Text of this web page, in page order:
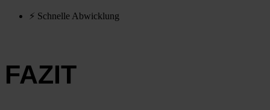
⚡ Schnel­le Abwick­lung
FAZIT